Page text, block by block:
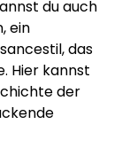
du auch
ein
das
Hier kannst
der